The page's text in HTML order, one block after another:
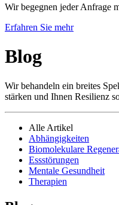
Wir begegnen jeder Anfrage
Erfahren Sie mehr
Blog
Wir behandeln ein breites
stärken und Ihnen Resilienz
Alle Artikel
Abhängigkeiten
Biomolekulare
Essstörungen
Mentale Gesundheit
Therapien